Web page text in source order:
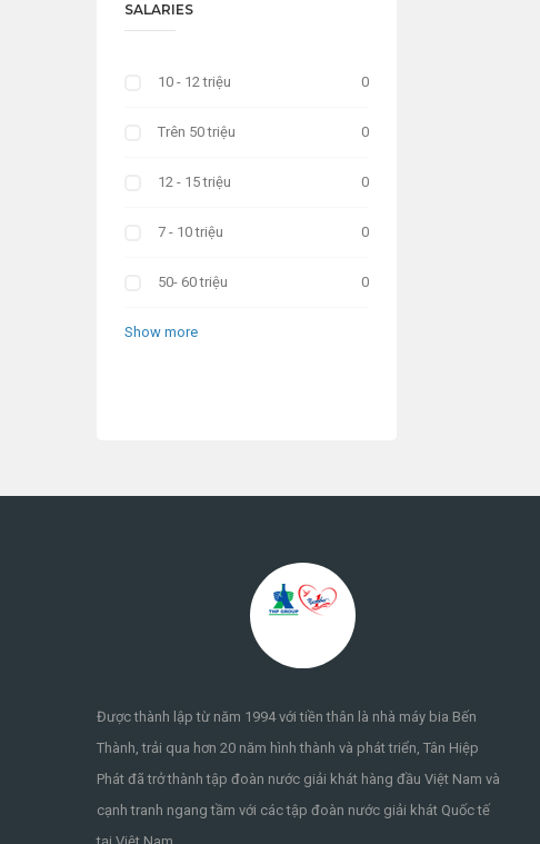
SALARIES
10 - 12 triệu 0
Trên 50 triệu 0
12 - 15 triệu 0
7 - 10 triệu 0
50- 60 triệu 0
Show more
Được thành lập từ năm 1994 với tiền thân là nhà máy bia Bến
Thành, trải qua hơn 20 năm hình thành và phát triển, Tân Hiệp
Phát đã trở thành tập đoàn nước giải khát hàng đầu Việt Nam và
cạnh tranh ngang tầm với các tập đoàn nước giải khát Quốc tế